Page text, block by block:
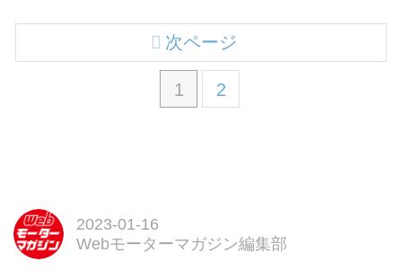
1 2
次ページ
2023-01-16
Webモーターマガジン編集部